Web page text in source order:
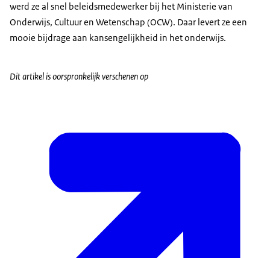
werd ze al snel beleidsmedewerker bij het Ministerie van
Onderwijs, Cultuur en Wetenschap (OCW). Daar levert ze een
mooie bijdrage aan kansengelijkheid in het onderwijs.
Dit artikel is oorspronkelijk verschenen op